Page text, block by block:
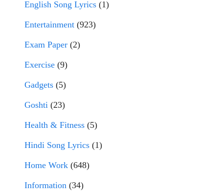
English Song Lyrics (1)
Entertainment (923)
Exam Paper (2)
Exercise (9)
Gadgets (5)
Goshti (23)
Health & Fitness (5)
Hindi Song Lyrics (1)
Home Work (648)
Information (34)